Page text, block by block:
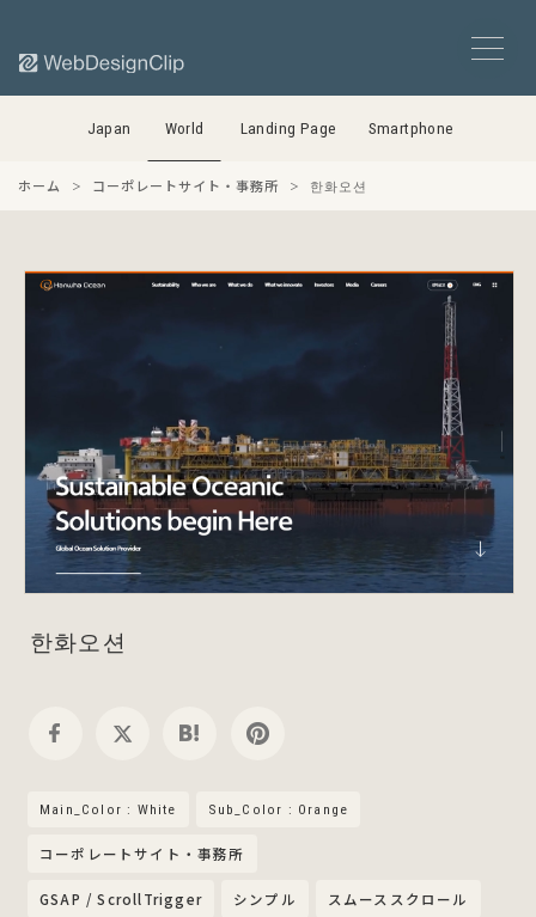
Japan World Landing Page Smartphone
ホーム コーポレートサイト・事務所 한화오션
한화오션
Main_Color : White Sub_Color : Orange
コーポレートサイト・事務所
GSAP / ScrollTrigger シンプル スムーススクロール